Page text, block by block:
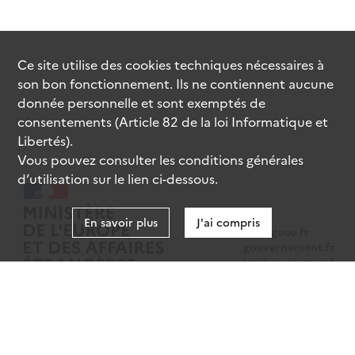
data.gouv.fr
legifrance.gouv.fr
Ce site utilise descookiestechniques nécessaires à
son bon fonctionnement. Ils ne contiennent aucune
donnée personnelle et sont exemptés de
consentements (Article 82 de la loi Informatique et
Libertés).
Vous pouvez consulter les conditions générales
d’utilisation sur le lien ci-dessous.
En savoir plus J'ai compris